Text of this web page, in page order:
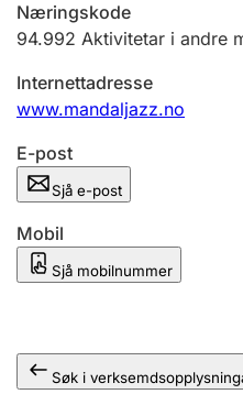
Andre tema
Næringskode
94.992 Aktivitetar i andre
Internettadresse
www.mandaljazz.no
E-post
Sjå e-post
Mobil
Sjå mobilnummer
Søk i